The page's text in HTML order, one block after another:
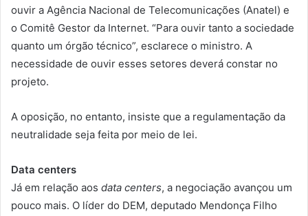
ouvir a Agência Nacional de Telecomunicações (Anatel) e
o Comitê Gestor da Internet. “Para ouvir tanto a sociedade
quanto um órgão técnico”, esclarece o ministro. A
necessidade de ouvir esses setores deverá constar no
projeto.
A oposição, no entanto, insiste que a regulamentação da
neutralidade seja feita por meio de lei.
Data centers
Já em relação aos data centers, a negociação avançou um
pouco mais. O líder do DEM, deputado Mendonça Filho